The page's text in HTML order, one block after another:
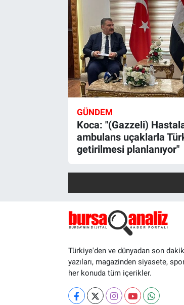
GÜNDEM
Koca: "(Gazzeli)
ambulans uçaklarla
getirilmesi planlanıyor"
Türkiye'den ve dünyadan son
yazıları, magazinden siyasete,
her konuda tüm içerikler.